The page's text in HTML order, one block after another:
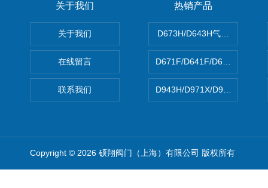
关于我们
关于我们
在线留言
联系我们
热销产品
D673H/D643H气动硬密封蝶
D671F/D641F/D671X/
D943H/D971X/D971F46法兰
Copyright © 2026 硕翔阀门（上海）有限公司 版权所有